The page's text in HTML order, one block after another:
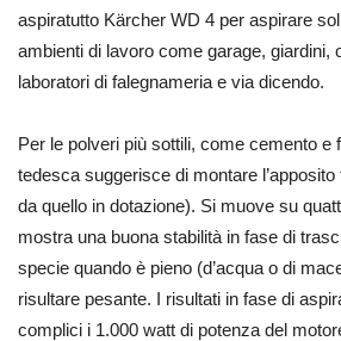
aspiratutto Kärcher WD 4 per aspirare
ambienti di lavoro come garage, giardini,
laboratori di falegnameria e via dicendo.
Per le polveri più sottili, come cemento e
tedesca suggerisce di montare
da quello in dotazione). Si muove su
mostra una buona stabilità in fase di
specie quando è pieno (d’acqua o di
risultare pesante. I risultati in fase di
complici i 1.000 watt di potenza del